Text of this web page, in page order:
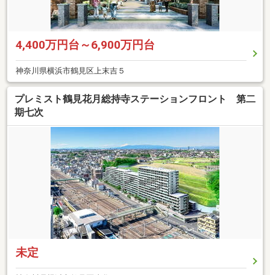
4,400万円台～6,900万円台
神奈川県横浜市鶴見区上末吉５
プレミスト鶴見花月総持寺ステーションフロント 第二
期七次
未定